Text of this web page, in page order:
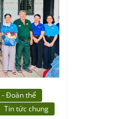
- Đoàn thể
Tin tức chung